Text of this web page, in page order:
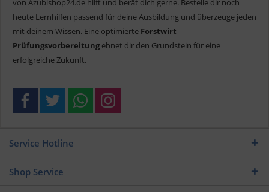
von Azubishop24.de hilft und berät dich gerne. Bestelle dir noch
heute Lernhilfen passend für deine Ausbildung und überzeuge jeden
mit deinem Wissen. Eine optimierte Forstwirt
Prüfungsvorbereitung ebnet dir den Grundstein für eine
erfolgreiche Zukunft.
Service Hotline
Shop Service